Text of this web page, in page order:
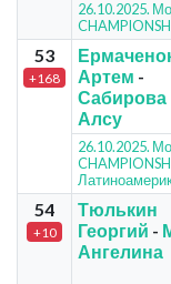
26.10.2025.
53
+168
Артем -
Сабирова
Алсу
26.10.2025.
54
+10
Тюлькин
Георгий -
Ангелина